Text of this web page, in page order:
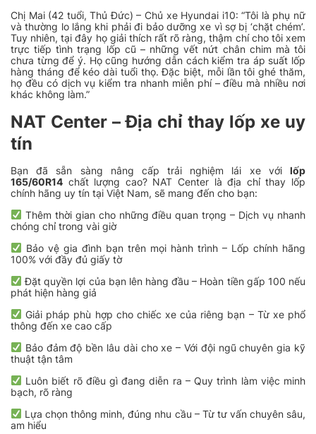
Chị Mai (42 tuổi, Thủ Đức) – Chủ xe Hyundai i10:“Tôi là phụ nữ
và thường lo lắng khi phải đi bảo dưỡng xe vì sợ bị ‘chặt chém’.
Tuy nhiên, tại đây họ giải thích rất rõ ràng, thậm chí cho tôi xem
trực tiếp tình trạng lốp cũ – những vết nứt chân chim mà tôi
chưa từng để ý. Họ cũng hướng dẫn cách kiểm tra áp suất lốp
hàng tháng để kéo dài tuổi thọ. Đặc biệt, mỗi lần tôi ghé thăm,
họ đều có dịch vụ kiểm tra nhanh miễn phí – điều mà nhiều nơi
khác không làm.”
NAT Center – Địa chỉ thay lốp xe uy
tín
Bạn đã sẵn sàng nâng cấp trải nghiệm lái xe với lốp
165/60R14 chất lượng cao? NAT Center là địa chỉ thay lốp
chính hãng uy tín tại Việt Nam, sẽ mang đến cho bạn:
Thêm thời gian cho những điều quan trọng – Dịch vụ nhanh
chóng chỉ trong vài giờ
Bảo vệ gia đình bạn trên mọi hành trình – Lốp chính hãng
100% với đầy đủ giấy tờ
Đặt quyền lợi của bạn lên hàng đầu – Hoàn tiền gấp 100 nếu
phát hiện hàng giả
Giải pháp phù hợp cho chiếc xe của riêng bạn – Từ xe phổ
thông đến xe cao cấp
Bảo đảm độ bền lâu dài cho xe – Với đội ngũ chuyên gia kỹ
thuật tận tâm
Luôn biết rõ điều gì đang diễn ra – Quy trình làm việc minh
bạch, rõ ràng
Lựa chọn thông minh, đúng nhu cầu – Từ tư vấn chuyên sâu,
am hiểu